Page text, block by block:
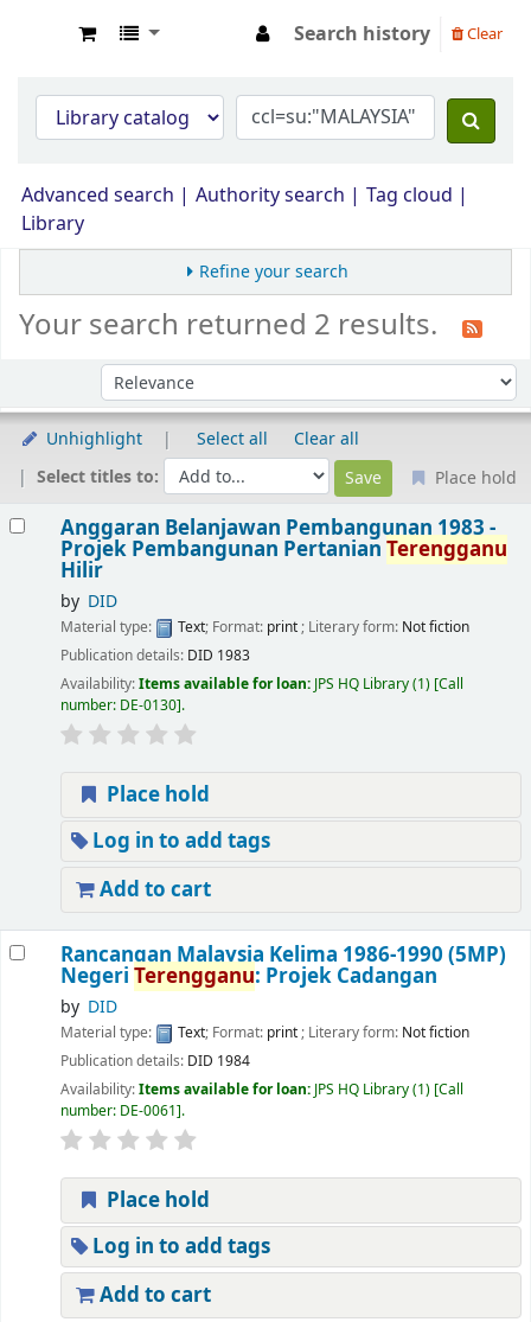
Search history Clear
Advanced search Authority search
Tag cloud
Library
Refine your search
Your search returned 2 results.
Sort by:
Unhighlight Select all
Clear all
Select titles to:
Place hold
Anggaran Belanjawan Pembangunan 1983 -
Projek Pembangunan PertanianTerengganu
Hilir
by DID
Material type: Text; Format: print; Literary form: Not fiction
Publication details: DID 1983
Availability:Items available for loan: JPS HQ Library(1) Call
number: DE-0130 .
Place hold
Log in to add tags
Add to cart
Rancangan Malaysia Kelima 1986-1990 (5MP)
NegeriTerengganu: Projek Cadangan
by DID
Material type: Text; Format: print; Literary form: Not fiction
Publication details: DID 1984
Availability:Items available for loan: JPS HQ Library(1) Call
number: DE-0061 .
Place hold
Log in to add tags
Add to cart